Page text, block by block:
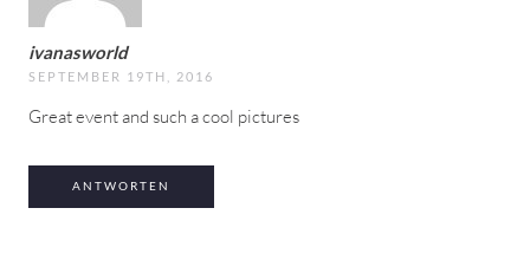
ivanasworld
SEPTEMBER 19TH, 2016
Great event and such a cool pictures
ANTWORTEN